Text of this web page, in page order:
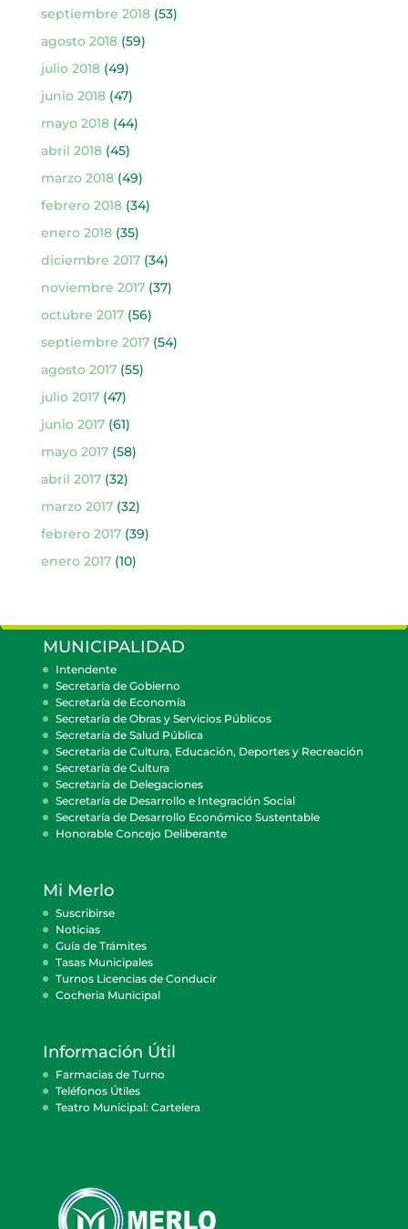
septiembre 2018(53)
agosto 2018(59)
julio 2018(49)
junio 2018(47)
mayo 2018(44)
abril 2018(45)
marzo 2018(49)
febrero 2018(34)
enero 2018(35)
diciembre 2017(34)
noviembre 2017(37)
octubre 2017(56)
septiembre 2017(54)
agosto 2017(55)
julio 2017(47)
junio 2017(61)
mayo 2017(58)
abril 2017(32)
marzo 2017(32)
febrero 2017(39)
enero 2017(10)
MUNICIPALIDAD
Intendente
Secretaría de Gobierno
Secretaría de Economía
Secretaría de Obras y Servicios Públicos
Secretaría de Salud Pública
Secretaría de Cultura, Educación, Deportes y Recreación
Secretaría de Cultura
Secretaría de Delegaciones
Secretaría de Desarrollo e Integración Social
Secretaría de Desarrollo Económico Sustentable
Honorable Concejo Deliberante
Mi Merlo
Suscribirse
Noticias
Guía de Trámites
Tasas Municipales
Turnos Licencias de Conducir
Cocheria Municipal
Información Útil
Farmacias de Turno
Teléfonos Útiles
Teatro Municipal: Cartelera